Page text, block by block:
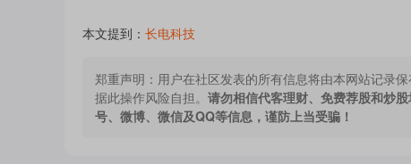
本文提到： 长电科技
郑重声明： 用户在社区发表的所有信息将由本网站记录
据此操作风险自担。 请勿相信代客理财、免费荐股和炒
号、微博、微信及QQ等信息，谨防上当受骗！